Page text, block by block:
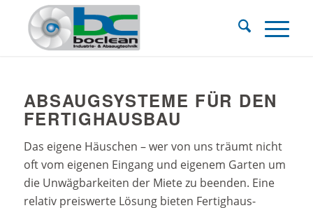
ABSAUGSYSTEME FÜR DEN
FERTIGHAUSBAU
Das eigene Häuschen – wer von uns träumt nicht
oft vom eigenen Eingang und eigenem Garten um
die Unwägbarkeiten der Miete zu beenden. Eine
relativ preiswerte Lösung bieten Fertighaus-